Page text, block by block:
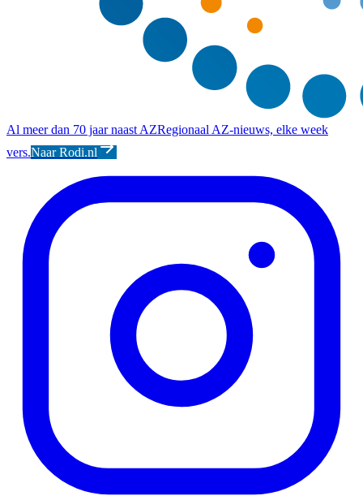
Al meer dan 70 jaar naast AZRegionaal AZ-nieuws, elke week
vers.Naar Rodi.nl